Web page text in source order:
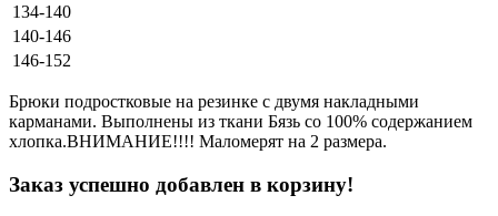
134-140
140-146
146-152
Брюки подростковые на резинке с двумя накладными
карманами. Выполнены из ткани Бязь со 100% содержанием
хлопка.ВНИМАНИЕ!!!! Маломерят на 2 размера.
Заказ успешно добавлен в корзину!